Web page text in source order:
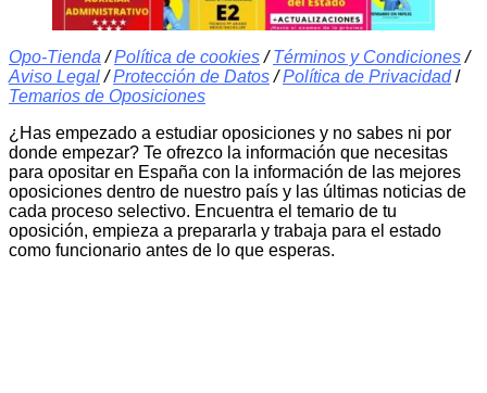
Opo-Tienda /Política de cookies/Términos y Condiciones/
Aviso Legal/Protección de Datos/Política de Privacidad /
Temarios de Oposiciones
¿Has empezado a estudiar oposiciones y no sabes ni por
donde empezar? Te ofrezco la información que necesitas
para opositar en España con la información de las mejores
oposiciones dentro de nuestro país y las últimas noticias de
cada proceso selectivo. Encuentra el temario de tu
oposición, empieza a prepararla y trabaja para el estado
como funcionario antes de lo que esperas.